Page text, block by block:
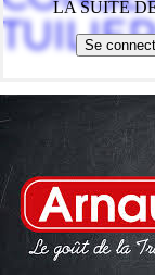
LA SUITE
Se